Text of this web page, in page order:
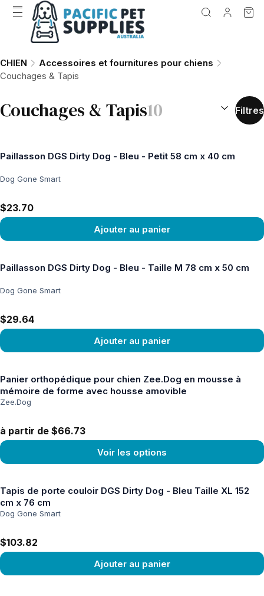
CHIEN
Accessoires et fournitures pour chiens
Couchages & Tapis
Couchages & Tapis10 TRIER PAR :
Filtres
Paillasson DGS Dirty Dog - Bleu - Petit 58 cm x 40 cm
Dog Gone Smart
$23.70
Ajouter au panier
Paillasson DGS Dirty Dog - Bleu - Taille M 78 cm x 50 cm
Dog Gone Smart
$29.64
Ajouter au panier
Panier orthopédique pour chien Zee.Dog en mousse à
mémoire de forme avec housse amovible
Zee.Dog
à partir de $66.73
Voir les options
Tapis de porte couloir DGS Dirty Dog - Bleu Taille XL 152
cm x 76 cm
Dog Gone Smart
$103.82
Ajouter au panier